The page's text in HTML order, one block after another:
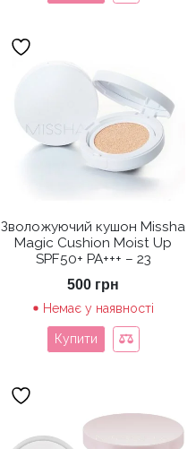
Зволожуючий кушон Missha
Magic Cushion Moist Up
SPF50+ PA+++ – 23
500 грн
Немає у наявності
Купити